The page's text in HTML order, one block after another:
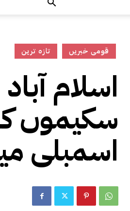
تازہ ترین قومی خبریں
سکیموں
اسمبلی